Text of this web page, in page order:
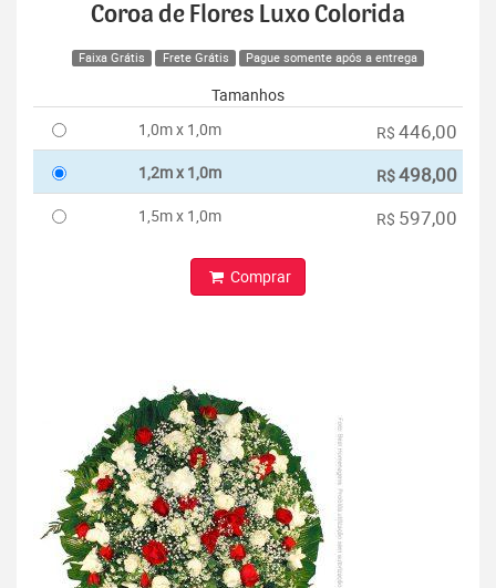
Coroa de Flores Luxo Colorida
Faixa Grátis Frete Grátis Pague somente após a entrega
Tamanhos
1,0m x 1,0m
R$ 446,00
1,2m x 1,0m R$498,00
1,5m x 1,0m R$ 597,00
Comprar